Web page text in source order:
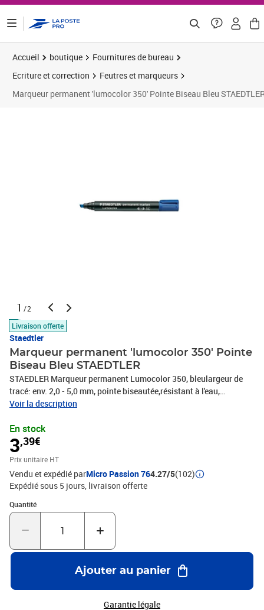
Accueil boutique
Fournitures de bureau
Ecriture et correction
Feutres et marqueurs
Marqueur permanent 'lumocolor 350' Pointe Biseau Bleu
1 /2
Livraison offerte
Staedtler
Marqueur permanent 'lumocolor 350' Pointe
Biseau Bleu STAEDTLER
STAEDLER Marqueur permanent Lumocolor 350, bleulargeur de
tracé: env. 2,0 - 5,0 mm, pointe biseautée,résistant à l'eau,
rechargeable, DRY SAFE, avec clip, corps noir / embout et
Voir la description
En stock
3,39€
Prix unitaire HT
Vendu et expédié parMicro Passion 764.27/5(102)
Expédié sous 5 jours livraison offerte
Quantité
Quantité : 1
Ajouter au panier
Garantie légale